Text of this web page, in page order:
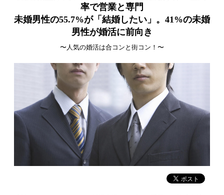
率で営業と専門
未婚男性の55.7%が「結婚したい」。41%の未婚
男性が婚活に前向き
〜人気の婚活は合コンと街コン！〜